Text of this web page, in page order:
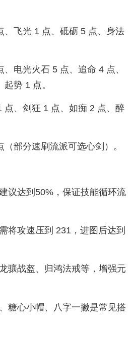
、飞光 1 点、砥砺 5 点、身法
电光火石 5 点、追命 4 点、
势 1 点。
点、剑狂 1 点、如痴 2 点、醉
部分速刷流派可选心剑）。
议达到50%，保证技能循环流
将攻速压到 231，进图后达到
骧战盔、归鸿法戒等，增强元
糖心小帽、八字一撇是常见搭